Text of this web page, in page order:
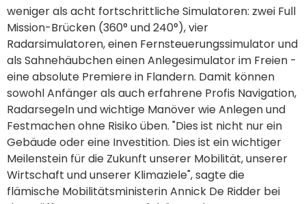
weniger als acht fortschrittliche Simulatoren: zwei Full
Mission-Brücken (360° und 240°), vier
Radarsimulatoren, einen Fernsteuerungssimulator und
als Sahnehäubchen einen Anlegesimulator im Freien -
eine absolute Premiere in Flandern. Damit können
sowohl Anfänger als auch erfahrene Profis Navigation,
Radarsegeln und wichtige Manöver wie Anlegen und
Festmachen ohne Risiko üben. "Dies ist nicht nur ein
Gebäude oder eine Investition. Dies ist ein wichtiger
Meilenstein für die Zukunft unserer Mobilität, unserer
Wirtschaft und unserer Klimaziele", sagte die
flämische Mobilitätsministerin Annick De Ridder bei